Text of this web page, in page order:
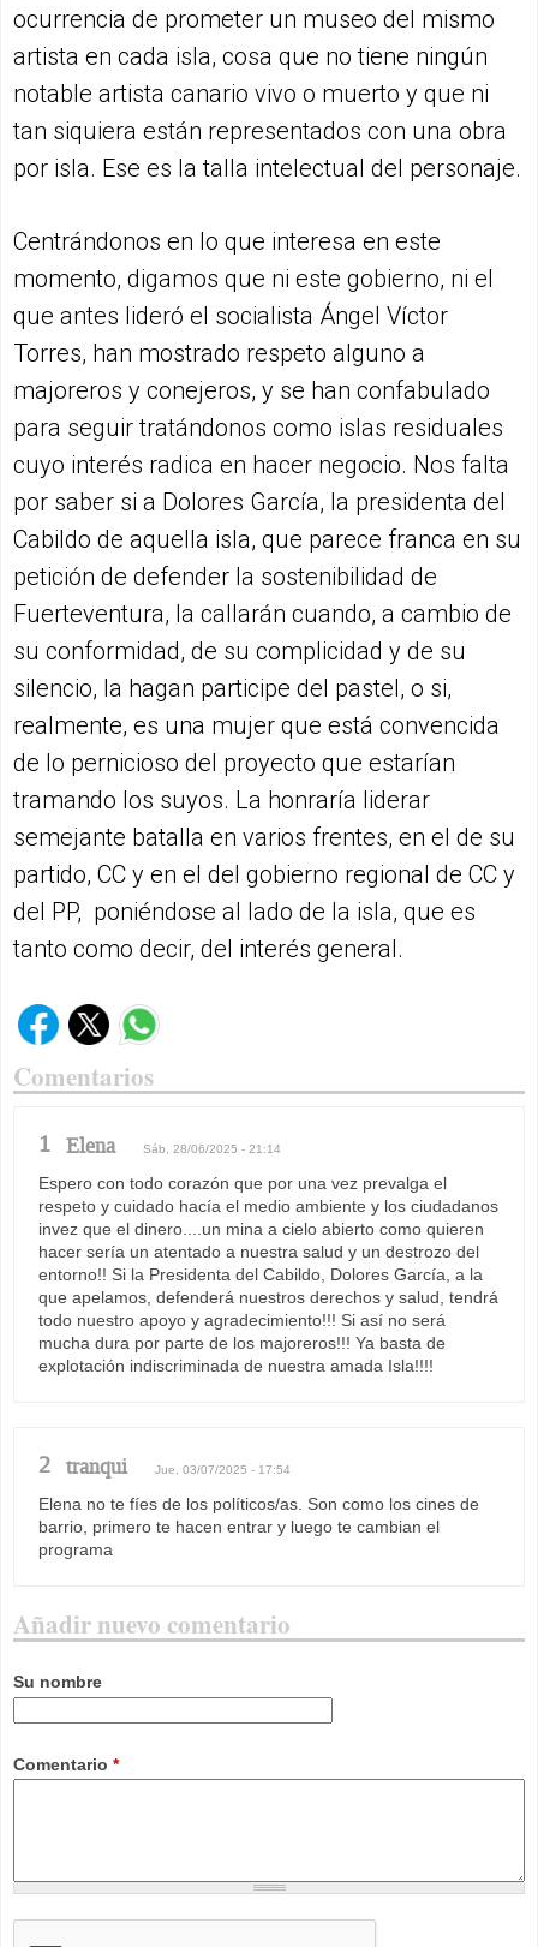
ocurrencia de prometer un museo del mismo
artista en cada isla, cosa que no tiene ningún
notable artista canario vivo o muerto y que ni
tan siquiera están representados con una obra
por isla. Ese es la talla intelectual del personaje.
Centrándonos en lo que interesa en este
momento, digamos que ni este gobierno, ni el
que antes lideró el socialista Ángel Víctor
Torres, han mostrado respeto alguno a
majoreros y conejeros, y se han confabulado
para seguir tratándonos como islas residuales
cuyo interés radica en hacer negocio. Nos falta
por saber si a Dolores García, la presidenta del
Cabildo de aquella isla, que parece franca en su
petición de defender la sostenibilidad de
Fuerteventura, la callarán cuando, a cambio de
su conformidad, de su complicidad y de su
silencio, la hagan participe del pastel, o si,
realmente, es una mujer que está convencida
de lo pernicioso del proyecto que estarían
tramando los suyos. La honraría liderar
semejante batalla en varios frentes, en el de su
partido, CC y en el del gobierno regional de CC y
del PP, poniéndose al lado de la isla, que es
tanto como decir, del interés general.
Comentarios
1 Elena Sáb, 28/06/2025 - 21:14
Espero con todo corazón que por una vez prevalga el
respeto y cuidado hacía el medio ambiente y los ciudadanos
invez que el dinero....un mina a cielo abierto como quieren
hacer sería un atentado a nuestra salud y un destrozo del
entorno!! Si la Presidenta del Cabildo, Dolores García, a la
que apelamos, defenderá nuestros derechos y salud, tendrá
todo nuestro apoyo y agradecimiento!!! Si así no será
mucha dura por parte de los majoreros!!! Ya basta de
explotación indiscriminada de nuestra amada Isla!!!!
2 tranqui Jue, 03/07/2025 - 17:54
Elena no te fíes de los políticos/as. Son como los cines de
barrio, primero te hacen entrar y luego te cambian el
programa
Añadir nuevo comentario
Su nombre
Comentario *